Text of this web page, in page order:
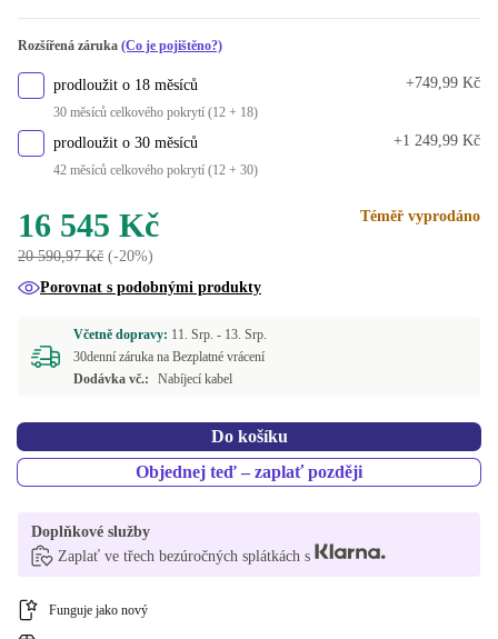
Rozšířená záruka (Co je pojištěno?)
prodloužit o 18 měsíců
30 měsíců celkového pokrytí (12 + 18)
+749,99 Kč
prodloužit o 30 měsíců
42 měsíců celkového pokrytí (12 + 30)
+1 249,99 Kč
16 545 Kč
20 590,97 Kč (-20%)
Téměř vyprodáno
Porovnat s podobnými produkty
Včetně dopravy: 11. Srp. - 13. Srp.
30denní záruka na Bezplatné vrácení
Dodávka vč.:
Nabíjecí kabel
Do košíku
Objednej teď – zaplať později
Doplňkové služby
Zaplať ve třech bezúročných splátkách s
Funguje jako nový